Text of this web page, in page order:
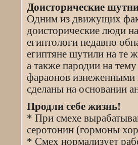
Доисторические
Одним из движущих
доисторические люди
египтологи недавно
египтяне шутили на те
а также пародии на
фараонов
сделаны на основании
Продли себе жизнь!
* При смехе
серотонин (гормоны
* Смех нормализует